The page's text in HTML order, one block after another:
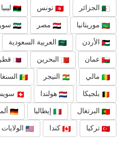
الجزائر تونس ليبيا
موريتانيا مصر
الأردن العربية السعودية
عمان البحرين قطر
مالي النيجر
بلجيكا هولندا
البرتغال إيطاليا
تركيا كندا